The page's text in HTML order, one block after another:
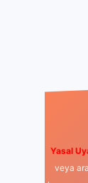
Yasal
veya